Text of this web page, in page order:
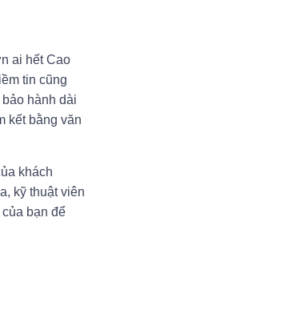
ai hết Cao
tin cũng
hành dài
kết bằng văn
khách
kỹ thuật viên
bạn để